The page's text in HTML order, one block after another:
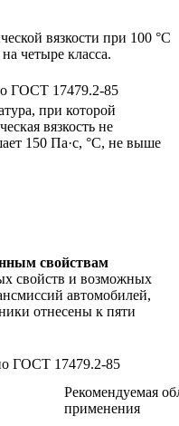
вязкости при 100 °С
четыре класса.
ГОСТ 17479.2-85
при которой
вязкость не
150 Па·c, °С, не выше
свойствам
свойств и возможных
автомобилей,
отнесены к пяти
ГОСТ 17479.2-85
Рекомендуемая
применения